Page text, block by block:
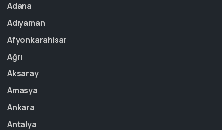
Adana
Adıyaman
Afyonkarahisar
Ağrı
Aksaray
Amasya
Ankara
Antalya